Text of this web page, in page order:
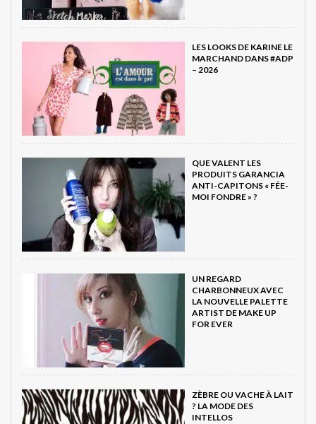
LES LOOKS DE KARINE LE
MARCHAND DANS #ADP
– 2026
QUE VALENT LES
PRODUITS GARANCIA
ANTI-CAPITONS « FÉE-
MOI FONDRE » ?
UN REGARD
CHARBONNEUX AVEC
LA NOUVELLE PALETTE
ARTIST DE MAKE UP
FOR EVER
ZÈBRE OU VACHE À LAIT
? LA MODE DES
INTELLOS